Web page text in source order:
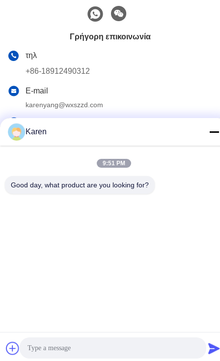
Γρήγορη επικοινωνία
τηλ
+86-18912490312
E-mail
karenyang@wxszzd.com
Ζώνη, οικονομικής και τεχνολογίας ανάπτυξης δωματίων
701-702, δρόμων No.16 Huayun, Wuxi
Κίνα Καλό Ποιότητα Καυτή κόλλα λειωμένων μετάλλων PUR
Karen
9:51 PM
Good day, what product are you looking for?